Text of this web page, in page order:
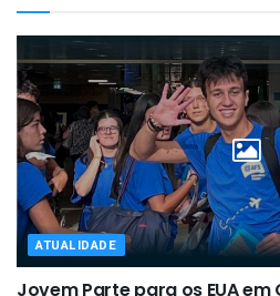
ATUALIDADE
Jovem Parte para os EUA